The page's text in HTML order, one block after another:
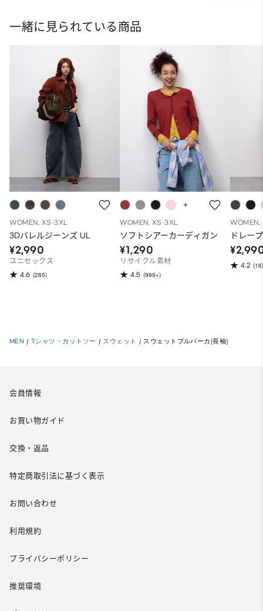
一緒に見られている商品
WOMEN, XS-3XL
3Dバレルジーンズ UL
¥2,990
ユニセックス
4.6 (265)
WOMEN, XS-3XL
ソフトシアーカーディガン
¥1,290
リサイクル素材
4.5 (999+)
WOMEN,
ドレー
4.2 (16)
MEN / Tシャツ・カットソー / スウェット / スウェットプルパーカ(長袖)
会員情報
お買い物ガイド
交換・返品
特定商取引法に基づく表示
お問い合わせ
利用規約
プライバシーポリシー
推奨環境